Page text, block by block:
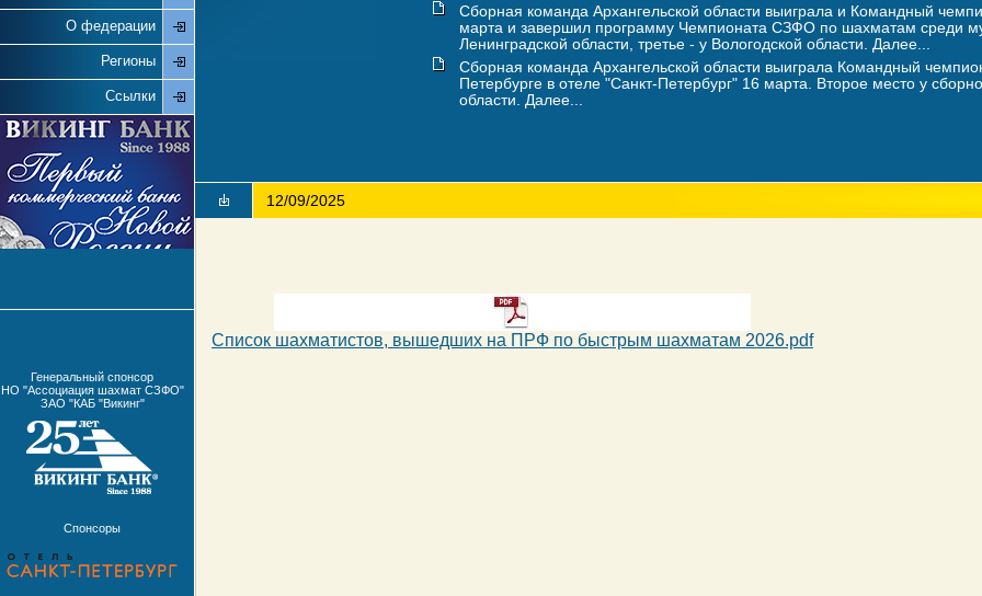
О федерации
Регионы
Ссылки
Генеральный спонсор
НО "Ассоциация шахмат СЗФО"
ЗАО "КАБ "Викинг"
Спонсоры
Сборная команда Архангельской области выиграла и Командный
марта и завершил программу Чемпионата СЗФО по шахматам среди
Ленинградской области, третье - у Вологодской области. Далее...
Сборная команда Архангельской области выиграла Командный
Петербурге в отеле "Санкт-Петербург" 16 марта. Второе место у
области. Далее...
12/09/2025
Список шахматистов, вышедших на ПРФ по быстрым шахматам 2026.pdf